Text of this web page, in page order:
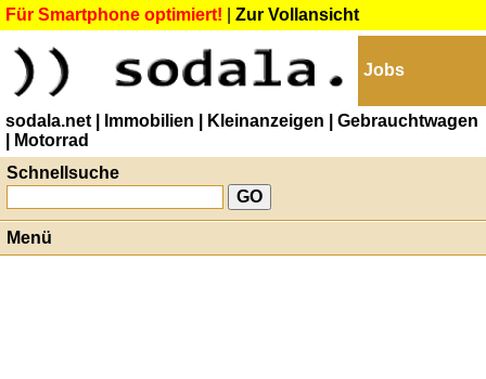
Für Smartphone optimiert! Zur Vollansicht
Jobs
sodala.net | Immobilien | Kleinanzeigen
| Gebrauchtwagen
| Motorrad
Schnellsuche
Menü